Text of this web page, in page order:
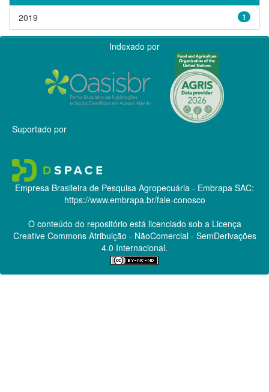
1
2019
Indexado por
Suportado por
Empresa Brasileira de Pesquisa Agropecuária - Embrapa SAC:
https://www.embrapa.br/fale-conosco
O conteúdo do repositório está licenciado sob a Licença
Creative CommonsAtribuição - NãoComercial - SemDerivações
4.0 Internacional.